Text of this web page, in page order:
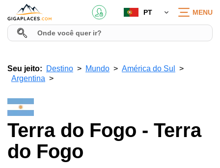
PT MENU
Seu jeito: Destino Mundo
América do Sul
Argentina
Terra do Fogo - Terra
do Fogo